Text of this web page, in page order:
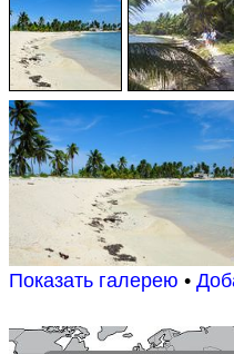
Показать галерею •